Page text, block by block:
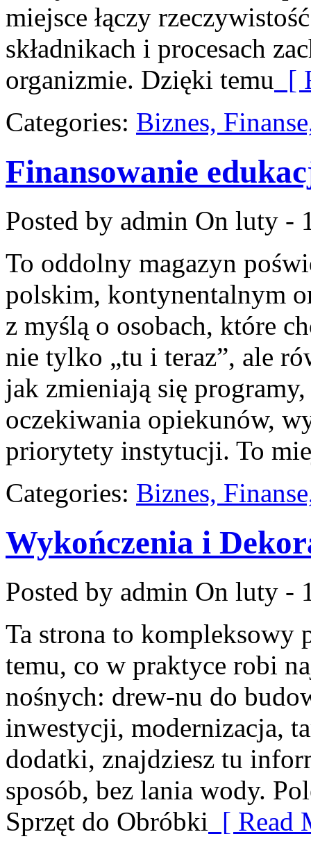
miejsce łączy
składnikach i procesach
organizmie. Dzięki temu [
Categories: Biznes,
Finansowanie
Posted by admin On luty -
To oddolny magazyn
polskim, kontynentalnym
z myślą o osobach, które
nie tylko „tu i teraz”, ale
jak zmieniają się
oczekiwania opiekunów,
priorytety instytucji. To
Categories: Biznes,
Wykończenia i
Posted by admin On luty -
Ta strona to kompleksowy
temu, co w praktyce robi
nośnych: drew-nu do
inwestycji, modernizacja,
dodatki, znajdziesz tu
sposób, bez lania wody.
Sprzęt do Obróbki [ Read